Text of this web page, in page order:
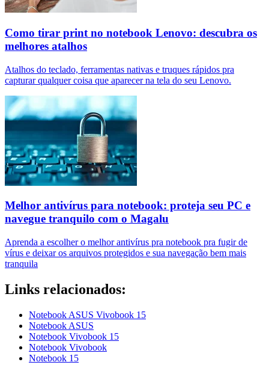
Como tirar print no notebook Lenovo: descubra os
melhores atalhos
Atalhos do teclado, ferramentas nativas e truques rápidos pra
capturar qualquer coisa que aparecer na tela do seu Lenovo.
Melhor antivírus para notebook: proteja seu PC e
navegue tranquilo com o Magalu
Aprenda a escolher o melhor antivírus pra notebook pra fugir de
vírus e deixar os arquivos protegidos e sua navegação bem mais
tranquila
Links relacionados:
Notebook ASUS Vivobook 15
Notebook ASUS
Notebook Vivobook 15
Notebook Vivobook
Notebook 15